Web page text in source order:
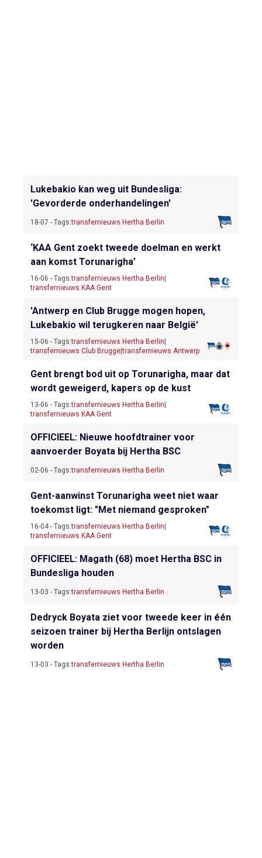
Lukebakio kan weg uit Bundesliga:
'Gevorderde onderhandelingen'
18-07 - Tags:transfernieuws Hertha Berlin
‘KAA Gent zoekt tweede doelman en werkt
aan komst Torunarigha’
16-06 - Tags:transfernieuws Hertha Berlin|
transfernieuws KAA Gent
'Antwerp en Club Brugge mogen hopen,
Lukebakio wil terugkeren naar België'
15-06 - Tags:transfernieuws Hertha Berlin|
transfernieuws Club Brugge|transfernieuws Antwerp
Gent brengt bod uit op Torunarigha, maar dat
wordt geweigerd, kapers op de kust
13-06 - Tags:transfernieuws Hertha Berlin|
transfernieuws KAA Gent
OFFICIEEL: Nieuwe hoofdtrainer voor
aanvoerder Boyata bij Hertha BSC
02-06 - Tags:transfernieuws Hertha Berlin
Gent-aanwinst Torunarigha weet niet waar
toekomst ligt: "Met niemand gesproken"
16-04 - Tags:transfernieuws Hertha Berlin|
transfernieuws KAA Gent
OFFICIEEL: Magath (68) moet Hertha BSC in
Bundesliga houden
13-03 - Tags:transfernieuws Hertha Berlin
Dedryck Boyata ziet voor tweede keer in één
seizoen trainer bij Hertha Berlijn ontslagen
worden
13-03 - Tags:transfernieuws Hertha Berlin